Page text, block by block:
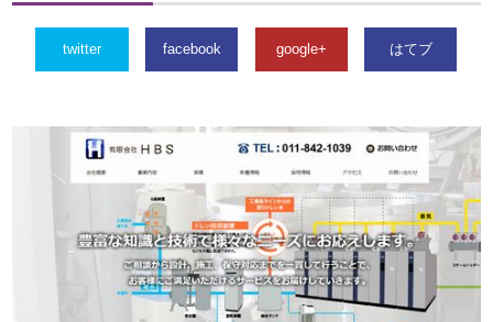
twitter facebook google+ はてブ